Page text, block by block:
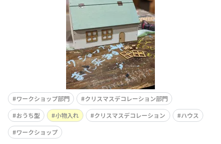
ワークショップ部門
クリスマスデコレーション部門
おうち型
小物入れ クリスマスデコレーション
ハウス
ワークショップ